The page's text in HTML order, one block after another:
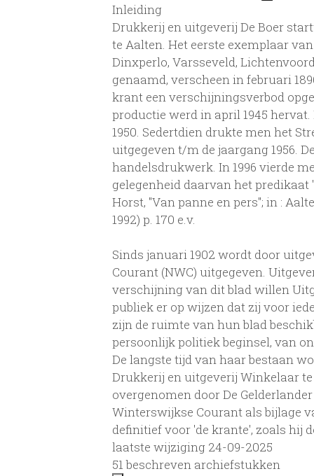
Inleiding
Drukkerij en uitgeverij De Boer
te Aalten. Het eerste exemplaar
Dinxperlo, Varsseveld,
genaamd, verscheen in februari
krant een verschijningsverbod
productie werd in april 1945
1950. Sedertdien drukte men het
uitgegeven t/m de jaargang 1956.
handelsdrukwerk. In 1996 vierde
gelegenheid daarvan het predikaat
Horst, "Van panne en pers"; in :
1992) p. 170 e.v.
Sinds januari 1902 wordt door
Courant (NWC) uitgegeven.
verschijning van dit blad willen
publiek er op wijzen dat zij voor
zijn de ruimte van hun blad
persoonlijk politiek beginsel, van
De langste tijd van haar bestaan
Drukkerij en uitgeverij Winkelaar
overgenomen door De
Winterswijkse Courant als bijlage
definitief voor 'de krante', zoals hij
laatste wijziging 24-09-2025
51 beschreven archiefstukken